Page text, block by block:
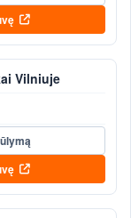
Vilniuje